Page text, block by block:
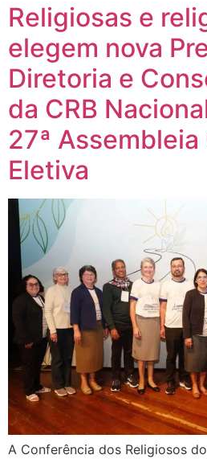
Religiosas e
elegem nova
Diretoria e
da CRB
27ª Assembleia
Eletiva
A Conferência dos Religiosos